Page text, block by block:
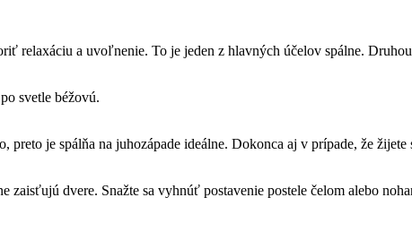
relaxáciu a uvoľnenie. To je jeden z hlavných účelov spálne.
svetle béžovú.
preto je spálňa na juhozápade ideálne. Dokonca aj v prípade, že žijete
zaisťujú dvere. Snažte sa vyhnúť postavenie postele čelom alebo